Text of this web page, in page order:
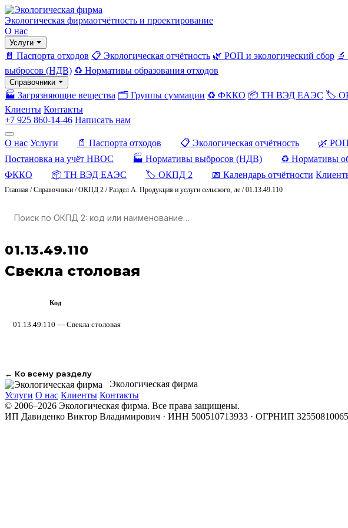
Экологическая фирмаотчётность и проектирование
О нас
Услуги
📄 Паспорта отходов 📋 Экологическая отчётность 🌿 РОП и экологический сбор
выбросов (НДВ) ♻️ Нормативы образования отходов
Справочники
🏭 Загрязняющие вещества 🗂️ Группы суммации ♻️ ФККО 📦 ТН ВЭД ЕАЭС 🏷️
Клиенты Контакты
+7 925 860-14-46 Написать нам
О нас Услуги 📄 Паспорта отходов 📋 Экологическая отчётность 🌿 РОП
Постановка на учёт НВОС
🏭 Нормативы выбросов (НДВ) ♻️ Нормативы
ФККО
📦 ТН ВЭД ЕАЭС 🏷️ ОКПД 2 📅 Календарь отчётности
Главная /Справочники /ОКПД 2 /Раздел A. Продукция и услуги сельского, ле /01.13.49.110
01.13.49.110
Свекла столовая
Код
01.13.49.110 — Свекла столовая
← Ко всему разделу
Экологическая фирма
Услуги О нас Клиенты Контакты
© 2006–2026 Экологическая фирма. Все права защищены.
ИП Давиденко Виктор Владимирович · ИНН 500510713933 · ОГРНИП